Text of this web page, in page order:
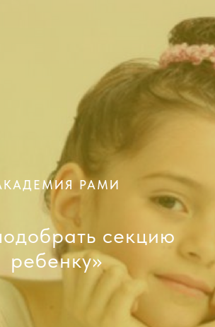
РАМИ
секцию
ребенку»